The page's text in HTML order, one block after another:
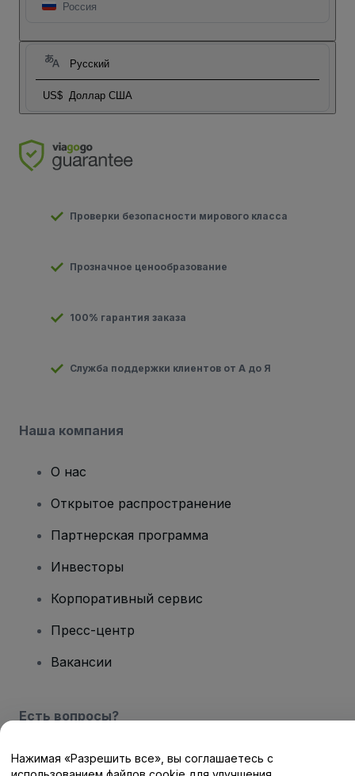
Россия
Русский
US$ Доллар США
Проверки безопасности мирового класса
Прозначное ценообразование
100% гарантия заказа
Служба поддержки клиентов от А до Я
Наша компания
О нас
Открытое распространение
Партнерская программа
Инвесторы
Корпоративный сервис
Пресс-центр
Вакансии
Есть вопросы?
Центр помощи / Свяжитесь с нами
Нажимая «Разрешить все», вы соглашаетесь с